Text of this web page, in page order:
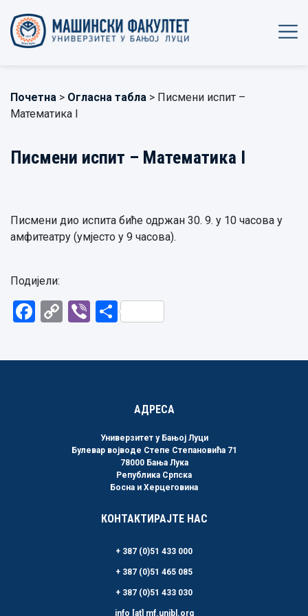
Почетна > Огласна табла > Писмени испит –
Математика I
Писмени испит – Математика I
Писмени дио испита биће одржан 30. 9. у 10 часова у
амфитеатру (умјесто у 9 часова).
Подијели:
Facebook
CopyViberShare
АДРЕСА
Универзитет у Бањој Луци
Булевар војводе Степе Степановића 71
78000 Бања Лука
Република Српска
Босна и Херцеговина
КОНТАКТИРАЈТЕ НАС
+ 387 (0)51 433 000
+ 387 (0)51 465 085
+ 387 (0)51 433 030
info [at] mf.unibl.org